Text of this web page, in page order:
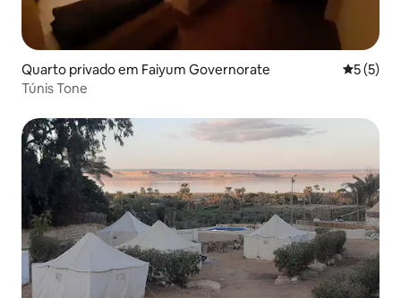
Quarto privado em Faiyum Governorate
5 (5)
Túnis Tone